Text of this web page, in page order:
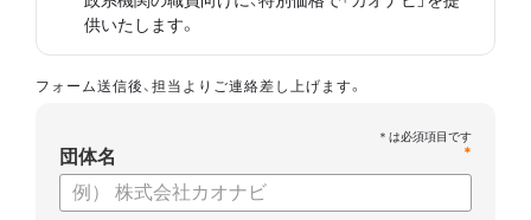
供いたします。
フォーム送信後、担当よりご連絡差し上げます。
*
団体名